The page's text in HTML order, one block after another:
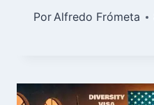
PorAlfredo Frómeta